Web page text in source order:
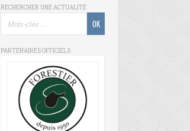
RECHERCHER UNE ACTUALITÉ
PARTENAIRES OFFICIELS